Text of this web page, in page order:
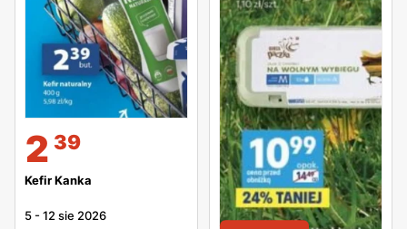
2 39
Kefir Kanka
5 -12 sie 2026